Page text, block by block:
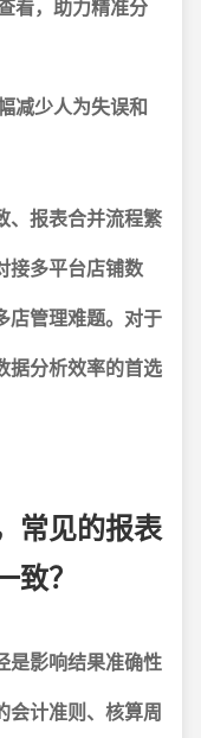
看，助力精准分
减少人为失误和
、报表合并流程繁
接多平台店铺数
店管理难题。对于
据分析效率的首选
常见的报表
致？
是影响结果准确性
会计准则、核算周